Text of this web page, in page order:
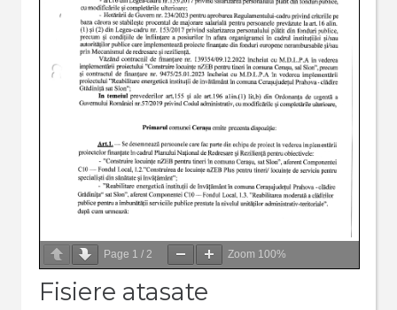
Page 1 / 2 Zoom 100%
Fisiere atasate